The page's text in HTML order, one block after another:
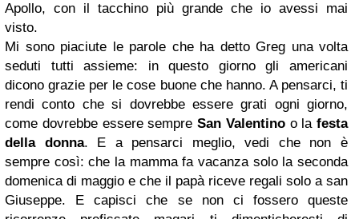
Apollo, con il tacchino più grande che io avessi mai
visto.
Mi sono piaciute le parole che ha detto Greg una volta
seduti tutti assieme: in questo giorno gli americani
dicono grazie per le cose buone che hanno. A pensarci, ti
rendi conto che si dovrebbe essere grati ogni giorno,
come dovrebbe essere sempre San Valentinoo la festa
della donna. E a pensarci meglio, vedi che non è
sempre così: che la mamma fa vacanza solo la seconda
domenica di maggio e che il papà riceve regali solo a san
Giuseppe. E capisci che se non ci fossero queste